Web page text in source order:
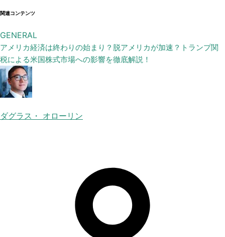
関連コンテンツ
GENERAL
アメリカ経済は終わりの始まり？脱アメリカが加速？トランプ関
税による米国株式市場への影響を徹底解説！
ダグラス・ オローリン